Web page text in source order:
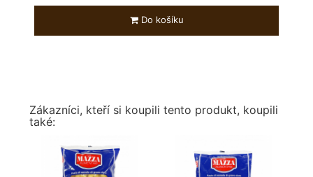
Do košíku
Zákazníci, kteří si koupili tento produkt, koupili
také: